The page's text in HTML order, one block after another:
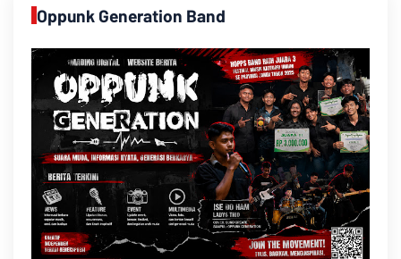
Oppunk Generation Band